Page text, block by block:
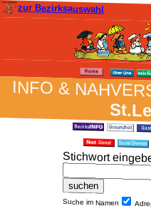
zur Bezirksauswahl
INFO &
Stich­wort
Suche im Namen